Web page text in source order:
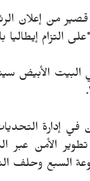
من إعلان
التزام إيطاليا
البيت الأبيض
في إدارة
الأمن عبر
السبع وحلف